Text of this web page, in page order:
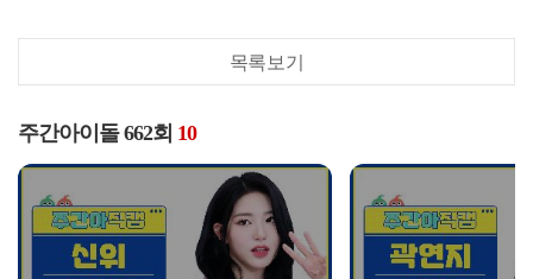
목록보기
주간아이돌 662회 10